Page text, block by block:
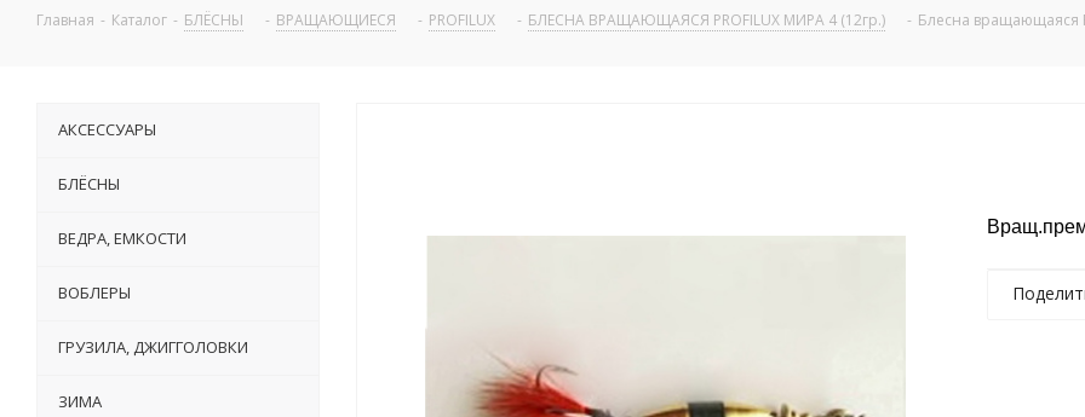
Главная - Каталог - БЛЁСНЫ - ВРАЩАЮЩИЕСЯ - PROFILUX - БЛЕСНА ВРАЩАЮЩАЯСЯ PROFILUX МИРА 4 (12гр.) - Блесна вращающаяся
АКСЕССУАРЫ
БЛЁСНЫ
ВЕДРА, ЕМКОСТИ
ВОБЛЕРЫ
ГРУЗИЛА, ДЖИГГОЛОВКИ
ЗИМА